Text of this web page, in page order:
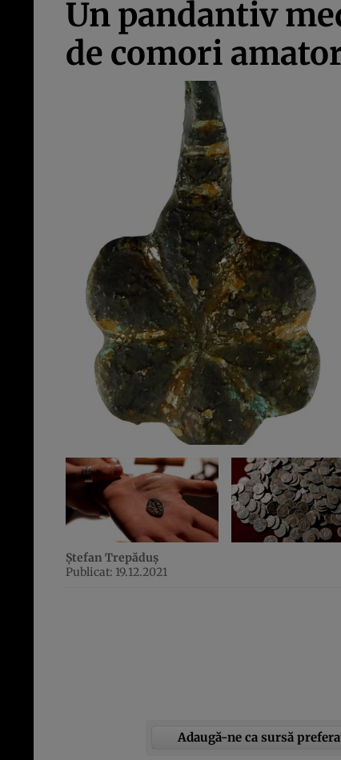
Un pandantiv
de comori
Ștefan Trepăduș
Publicat: 19.12.2021
Adaugă-ne ca sursă